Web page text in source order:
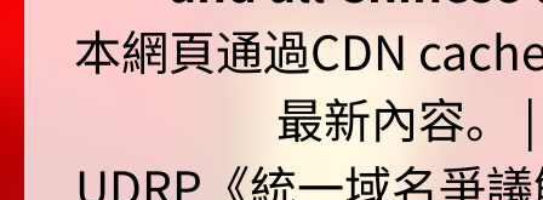
本網頁通過CDN
最新內容。
UDRP《統一域名爭